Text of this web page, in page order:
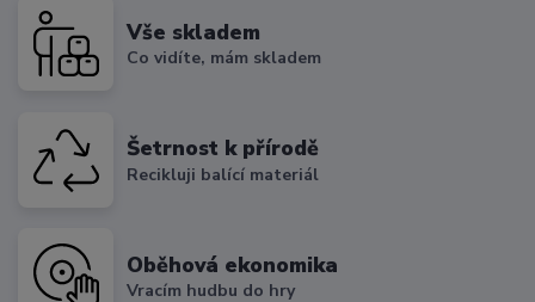
Vše skladem
Co vidíte, mám skladem
Šetrnost k přírodě
Recikluji balící materiál
Oběhová ekonomika
Vracím hudbu do hry